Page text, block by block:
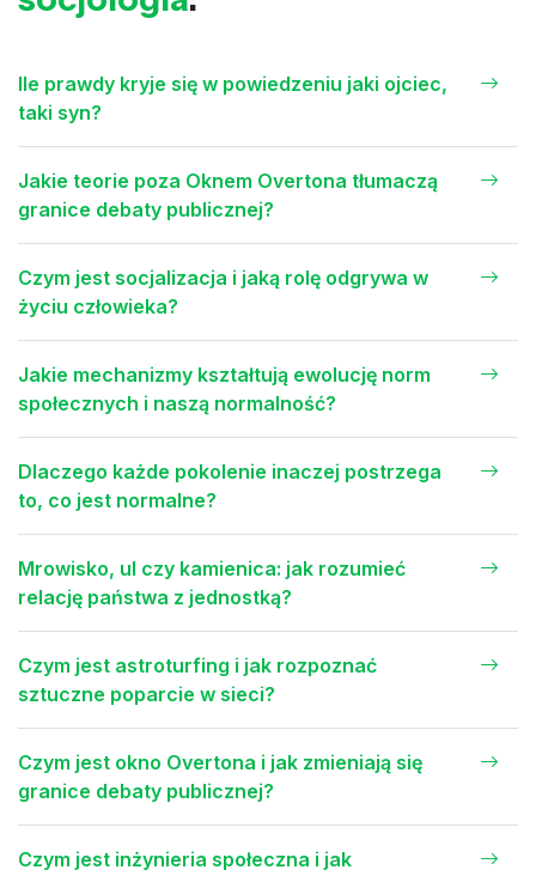
Ile prawdy kryje się w powiedzeniu jaki ojciec,
taki syn?
Jakie teorie poza Oknem Overtona tłumaczą
granice debaty publicznej?
Czym jest socjalizacja i jaką rolę odgrywa w
życiu człowieka?
Jakie mechanizmy kształtują ewolucję norm
społecznych i naszą normalność?
Dlaczego każde pokolenie inaczej postrzega
to, co jest normalne?
Mrowisko, ul czy kamienica: jak rozumieć
relację państwa z jednostką?
Czym jest astroturfing i jak rozpoznać
sztuczne poparcie w sieci?
Czym jest okno Overtona i jak zmieniają się
granice debaty publicznej?
Czym jest inżynieria społeczna i jak